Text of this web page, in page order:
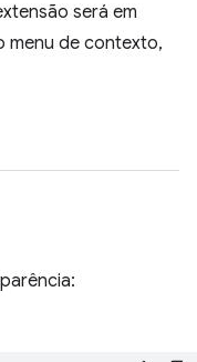
será em
menu de contexto,